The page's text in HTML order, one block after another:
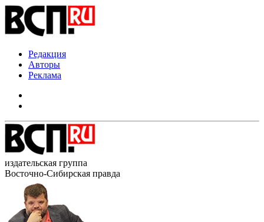
Редакция
Авторы
Реклама
издательская группа
Восточно-Сибирская правда